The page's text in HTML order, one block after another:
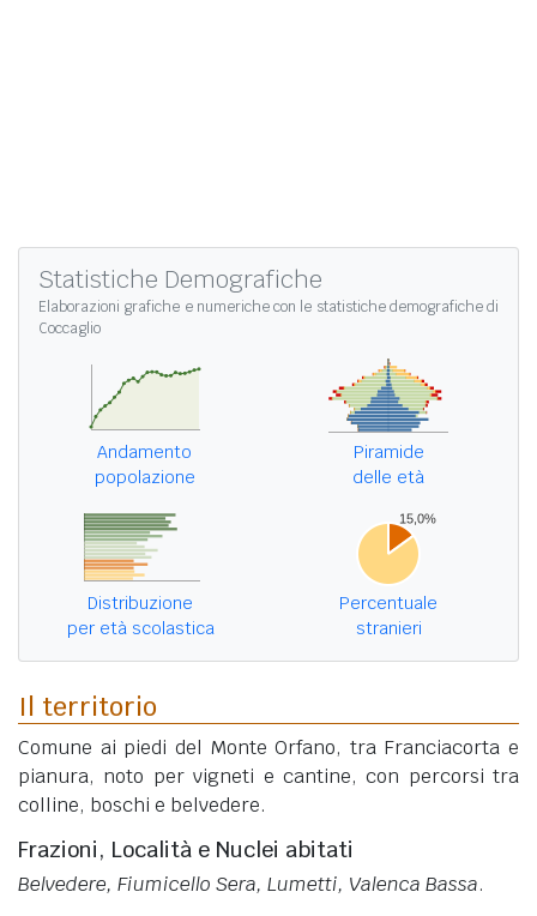
Statistiche Demografiche
Elaborazioni grafiche e numeriche con le statistiche demografiche di
Coccaglio
Andamento
popolazione
Piramide
delle età
Distribuzione
per età scolastica
Percentuale
stranieri
Il territorio
Comune ai piedi del Monte Orfano, tra Franciacorta e
pianura, noto per vigneti e cantine, con percorsi tra
colline, boschi e belvedere.
Frazioni, Località e Nuclei abitati
Belvedere, Fiumicello Sera, Lumetti, Valenca Bassa.